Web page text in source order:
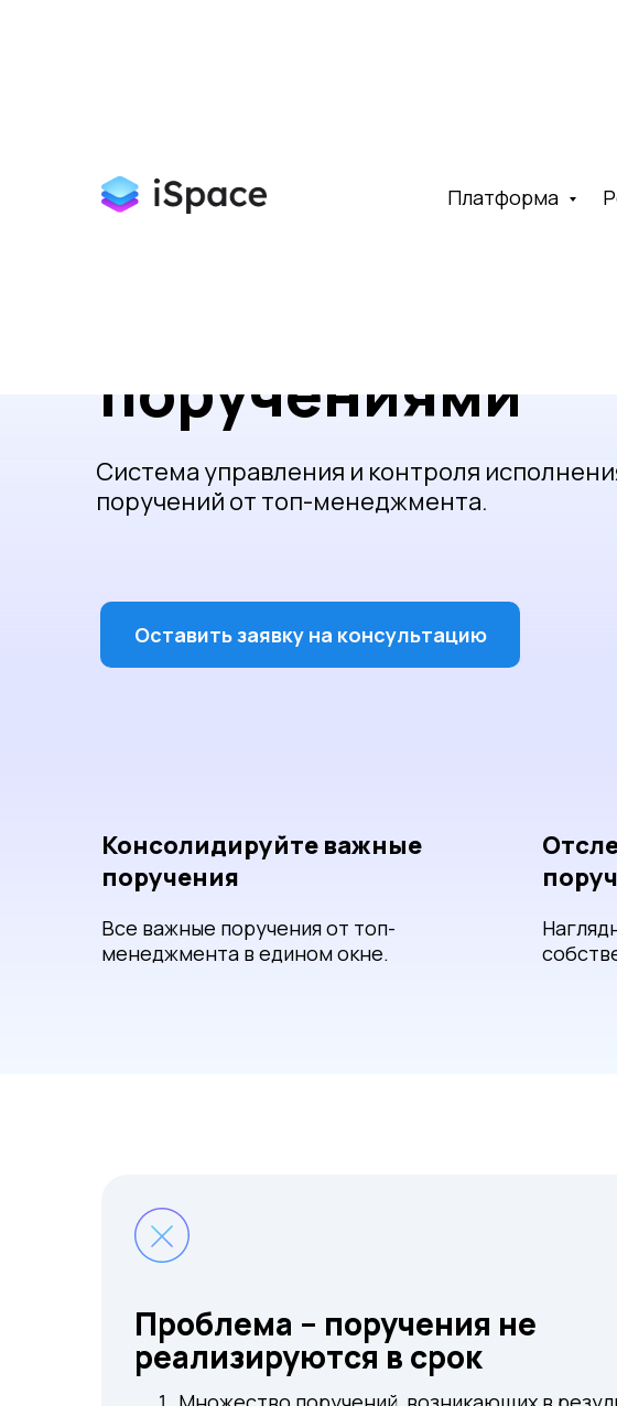
Платформа
Главная
поручениями
Система управления и контроля
поручений от топ-менеджмента.
Оставить заявку на консультацию
Консолидируйте важные
поручения
Все важные поручения от топ-
менеджмента в едином окне.
Проблема – поручения не
реализируются в срок